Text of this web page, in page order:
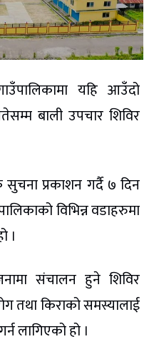
यहि आउँदो
बाली उपचार शिविर
प्रकाशन गर्दै ७ दिन
विभिन्न वडाहरुमा
।
संचालन हुने शिविर
तथा किराको समस्यालाई
लागिएको हो ।